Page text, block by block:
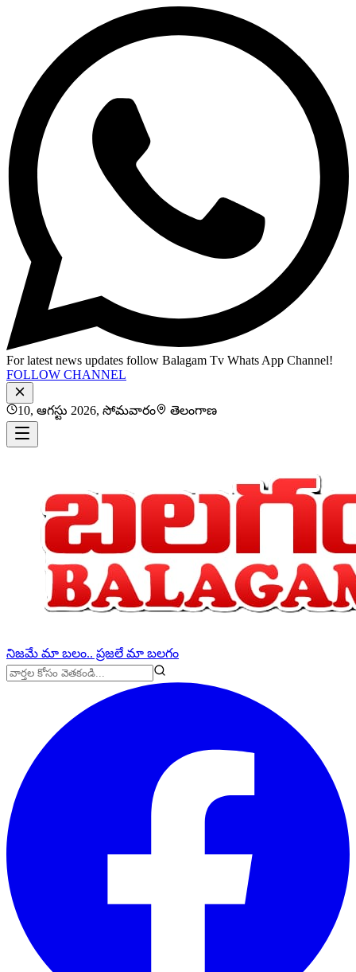
For latest news updates follow Balagam Tv Whats App Channel!
FOLLOW CHANNEL
10, ఆగస్టు 2026, సోమవారం తెలంగాణ
నిజమే మా బలం.. ప్రజలే మా బలగం